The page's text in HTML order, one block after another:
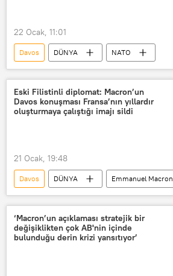
Dünya Ekonomik Forumu Davos Zirvesi
Godot'yu Beklerken
22 Ocak, 11:01
Davos DÜNYA
NATO
ABD
Donald Trump
Fransa
Emmanuel Macron
Grönland
The Telegraph
Eski Filistinli diplomat: Macron’un
Davos konuşması Fransa’nın yıllardır
oluşturmaya çalıştığı imajı sildi
21 Ocak, 19:48
Davos DÜNYA
Emmanuel Macron
Fransa
Paris
Rusya
AB
Ukrayna
Çin
Hindistan
Ortadoğu
‘Macron’un açıklaması stratejik bir
değişiklikten çok AB'nin içinde
bulunduğu derin krizi yansıtıyor’